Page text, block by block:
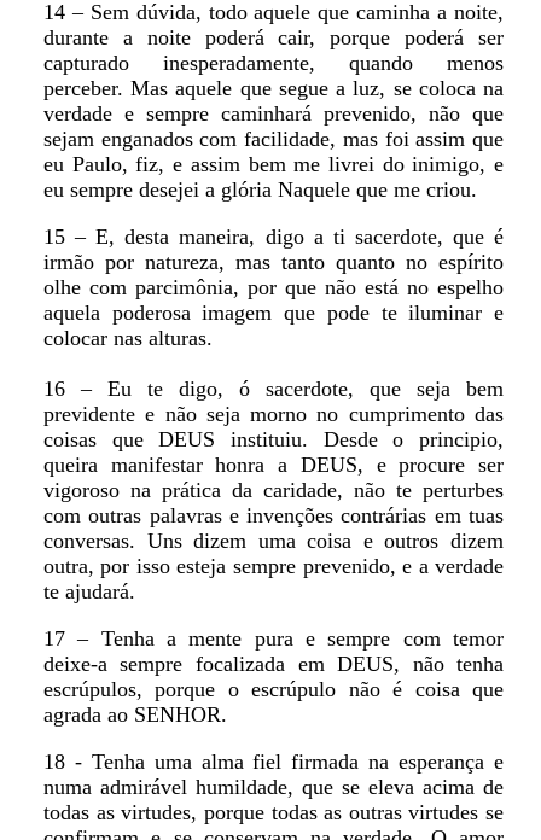
14 – Sem dúvida, todo aquele que caminha a noite,
durante a noite poderá cair, porque poderá ser
capturado inesperadamente, quando menos
perceber. Mas aquele que segue a luz, se coloca na
verdade e sempre caminhará prevenido, não que
sejam enganados com facilidade, mas foi assim que
eu Paulo, fiz, e assim bem me livrei do inimigo, e
eu sempre desejei a glória Naquele que me criou.
15 – E, desta maneira, digo a ti sacerdote, que é
irmão por natureza, mas tanto quanto no espírito
olhe com parcimônia, por que não está no espelho
aquela poderosa imagem que pode te iluminar e
colocar nas alturas.
16 – Eu te digo, ó sacerdote, que seja bem
previdente e não seja morno no cumprimento das
coisas que DEUS instituiu. Desde o principio,
queira manifestar honra a DEUS, e procure ser
vigoroso na prática da caridade, não te perturbes
com outras palavras e invenções contrárias em tuas
conversas. Uns dizem uma coisa e outros dizem
outra, por isso esteja sempre prevenido, e a verdade
te ajudará.
17 – Tenha a mente pura e sempre com temor
deixe-a sempre focalizada em DEUS, não tenha
escrúpulos, porque o escrúpulo não é coisa que
agrada ao SENHOR.
18 - Tenha uma alma fiel firmada na esperança e
numa admirável humildade, que se eleva acima de
todas as virtudes, porque todas as outras virtudes se